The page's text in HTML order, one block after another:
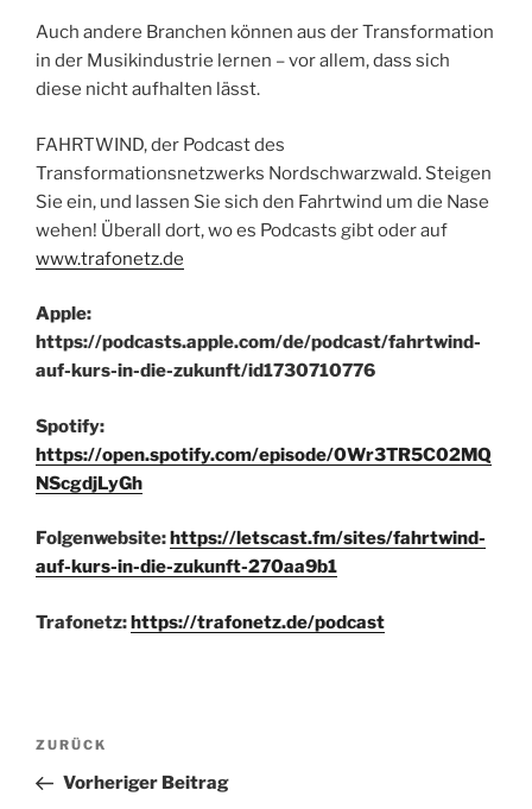
Auch andere Branchen können aus der Transformation
in der Musikindustrie lernen – vor allem, dass sich
diese nicht aufhalten lässt.
FAHRTWIND, der Podcast des
Transformationsnetzwerks Nordschwarzwald. Steigen
Sie ein, und lassen Sie sich den Fahrtwind um die Nase
wehen! Überall dort, wo es Podcasts gibt oder auf
www.trafonetz.de
Apple:
https://podcasts.apple.com/de/podcast/fahrtwind-
auf-kurs-in-die-zukunft/id1730710776
Spotify:
https://open.spotify.com/episode/0Wr3TR5C02MQ
NScgdjLyGh
Folgenwebsite:https://letscast.fm/sites/fahrtwind-
auf-kurs-in-die-zukunft-270aa9b1
Trafonetz:https://trafonetz.de/podcast
Beitragsnavigation
Vorheriger
Beitrag
ZURÜCK
Vorheriger Beitrag